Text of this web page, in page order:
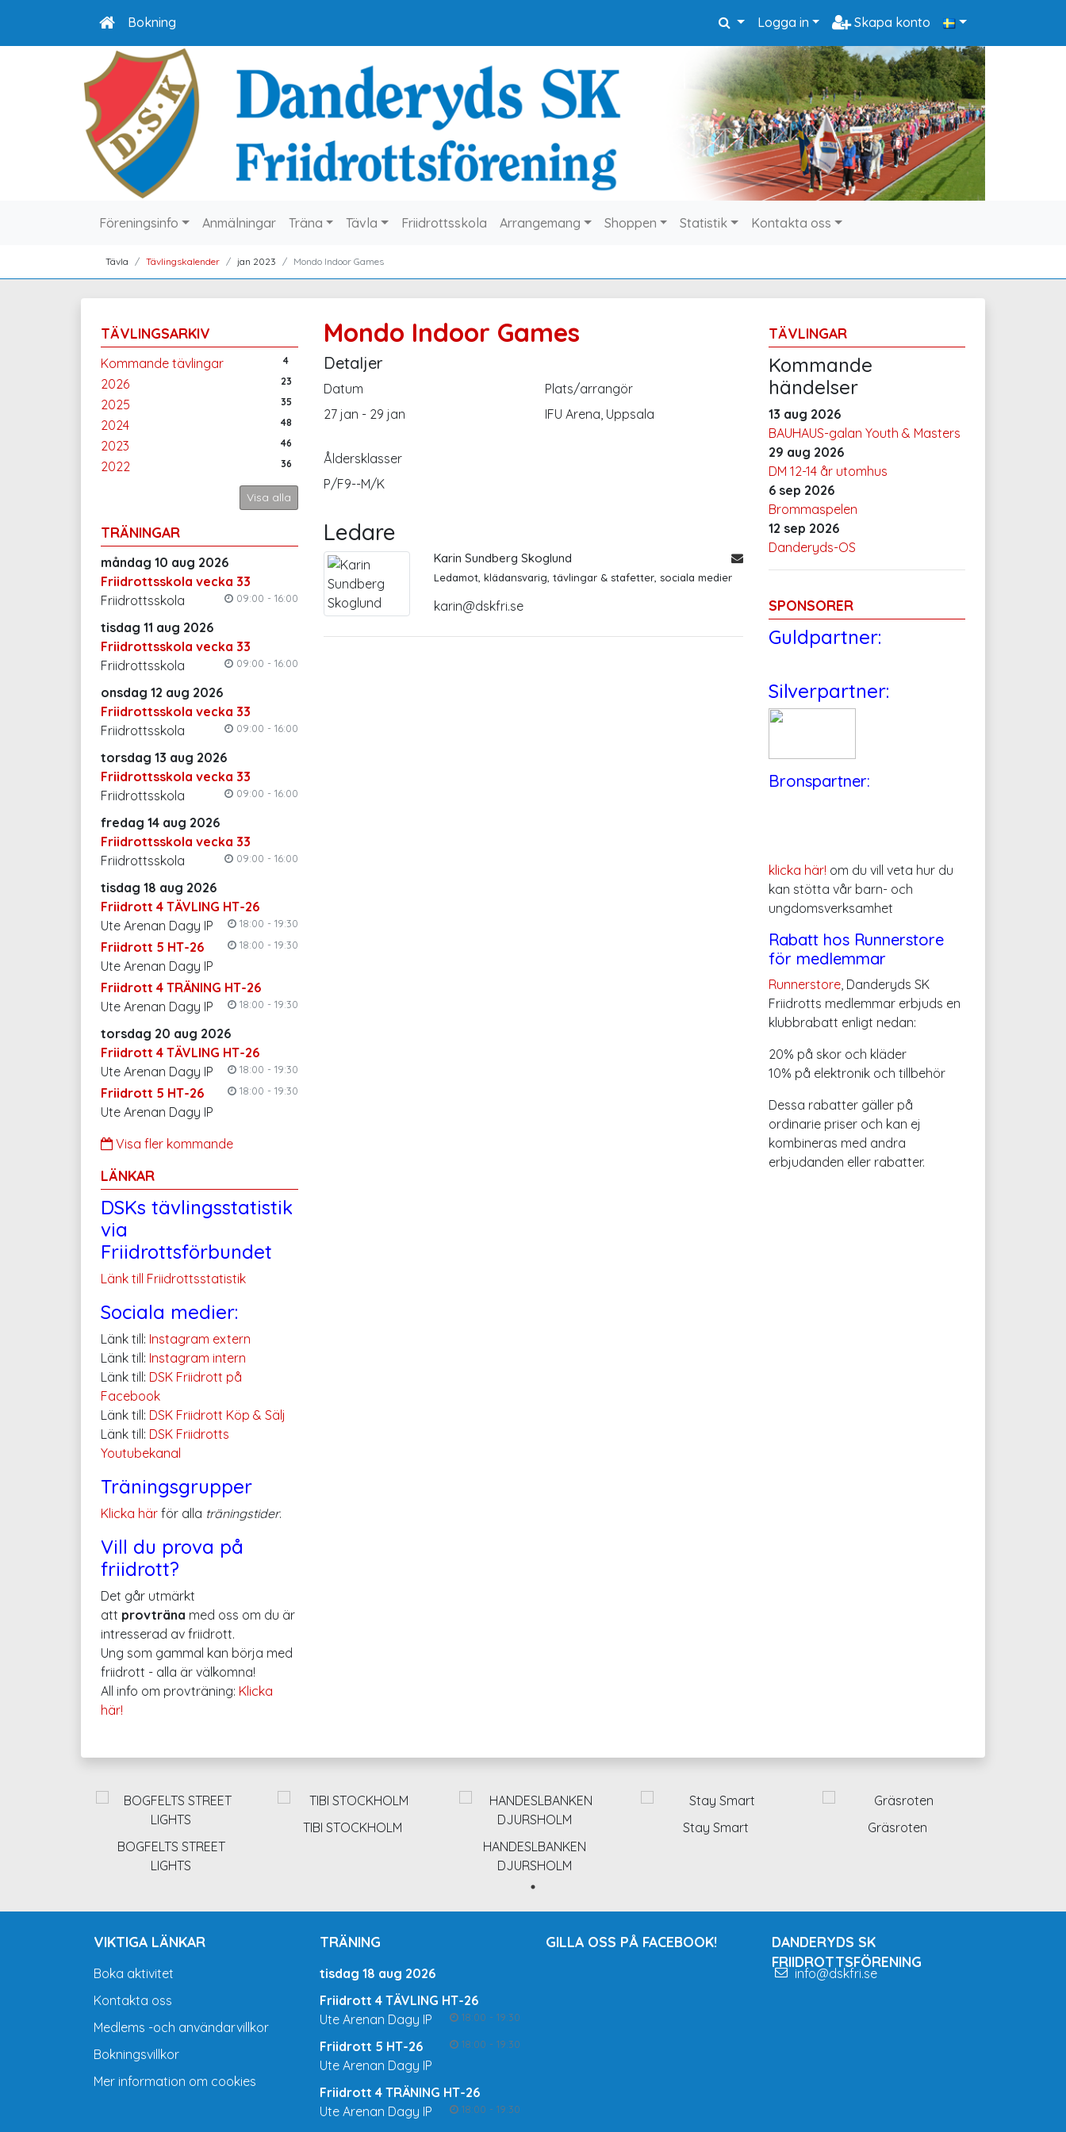
Bokning Logga in Skapa konto
Föreningsinfo Anmälningar Träna Tävla Friidrottsskola Arrangemang Shoppen Statistik Kontakta oss
Tävla Tävlingskalender jan 2023 Mondo Indoor Games
TÄVLINGSARKIV
Kommande tävlingar 4
2026 23
2025 35
2024 48
2023 46
2022 36
Visa alla
TRÄNINGAR
måndag 10 aug 2026
Friidrottsskola vecka 33
09:00 - 16:00
Friidrottsskola
tisdag 11 aug 2026
Friidrottsskola vecka 33
09:00 - 16:00
Friidrottsskola
onsdag 12 aug 2026
Friidrottsskola vecka 33
09:00 - 16:00
Friidrottsskola
torsdag 13 aug 2026
Friidrottsskola vecka 33
09:00 - 16:00
Friidrottsskola
fredag 14 aug 2026
Friidrottsskola vecka 33
09:00 - 16:00
Friidrottsskola
tisdag 18 aug 2026
Friidrott 4 TÄVLING HT-26
18:00 - 19:30
Ute Arenan Dagy IP
Friidrott 5 HT-26
18:00 - 19:30
Ute Arenan Dagy IP
Friidrott 4 TRÄNING HT-26
18:00 - 19:30
Ute Arenan Dagy IP
torsdag 20 aug 2026
Friidrott 4 TÄVLING HT-26
18:00 - 19:30
Ute Arenan Dagy IP
Friidrott 5 HT-26
18:00 - 19:30
Ute Arenan Dagy IP
Visa fler kommande
LÄNKAR
DSKs tävlingsstatistik
via
Friidrottsförbundet
Länk till Friidrottsstatistik
Sociala medier:
Länk till: Instagram extern
Länk till: Instagram intern
Länk till: DSK Friidrott på
Facebook
Länk till: DSK Friidrott Köp & Sälj
Länk till: DSK Friidrotts
Youtubekanal
Träningsgrupper
Klicka här för alla träningstider.
Vill du prova på
friidrott?
Det går utmärkt
att provträna med oss om du är
intresserad av friidrott.
Ung som gammal kan börja med
friidrott - alla är välkomna!
All info om provträning: Klicka
här!
Mondo Indoor Games
Detaljer
Datum
27 jan - 29 jan
Plats/arrangör
IFU Arena, Uppsala
Åldersklasser
P/F9--M/K
Ledare
Karin Sundberg Skoglund
Ledamot, klädansvarig, tävlingar & stafetter, sociala medier
karin@dskfri.se
TÄVLINGAR
Kommande
händelser
13 aug 2026
BAUHAUS-galan Youth & Masters
29 aug 2026
DM 12-14 år utomhus
6 sep 2026
Brommaspelen
12 sep 2026
Danderyds-OS
SPONSORER
Guldpartner:
Silverpartner:
Bronspartner:
klicka här! om du vill veta hur du
kan stötta vår barn- och
ungdomsverksamhet
Rabatt hos Runnerstore
för medlemmar
Runnerstore, Danderyds SK
Friidrotts medlemmar erbjuds en
klubbrabatt enligt nedan:
20% på skor och kläder
10% på elektronik och tillbehör
Dessa rabatter gäller på
ordinarie priser och kan ej
kombineras med andra
erbjudanden eller rabatter.
BOGFELTS STREET
LIGHTS
TIBI STOCKHOLM
HANDESLBANKEN
DJURSHOLM
Stay Smart Gräsroten
VIKTIGA LÄNKAR
Boka aktivitet
Kontakta oss
Medlems -och användarvillkor
Bokningsvillkor
Mer information om cookies
TRÄNING
tisdag 18 aug 2026
Friidrott 4 TÄVLING HT-26
18:00 - 19:30
Ute Arenan Dagy IP
Friidrott 5 HT-26
18:00 - 19:30
Ute Arenan Dagy IP
Friidrott 4 TRÄNING HT-26
18:00 - 19:30
Ute Arenan Dagy IP
GILLA OSS PÅ FACEBOOK!
DANDERYDS SK
FRIIDROTTSFÖRENING
info@dskfri.se